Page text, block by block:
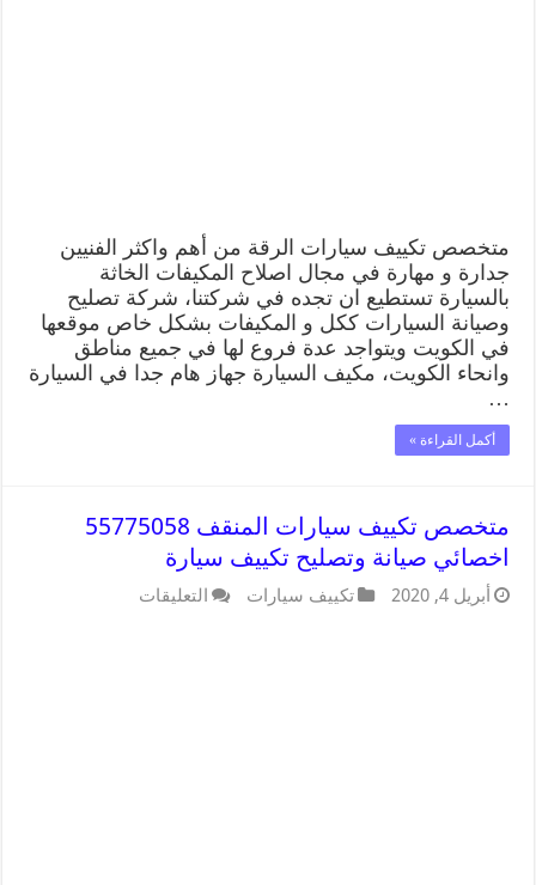
متخصص تكييف سيارات الرقة من أهم واكثر الفنيين
جدارة و مهارة في مجال اصلاح المكيفات الخاثة
بالسيارة تستطيع ان تجده في شركتنا، شركة تصليح
وصيانة السيارات ككل و المكيفات بشكل خاص موقعها
في الكويت ويتواجد عدة فروع لها في جميع مناطق
وانحاء الكويت، مكيف السيارة جهاز هام جدا في السيارة
…
أكمل القراءة »
متخصص تكييف سيارات المنقف 55775058
اخصائي صيانة وتصليح تكييف سيارة
أبريل 4, 2020 تكييف سيارات التعليقات